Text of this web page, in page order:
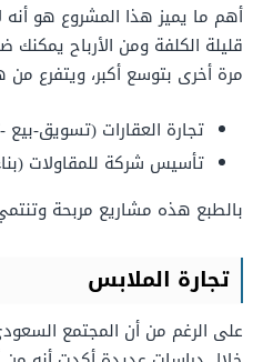
أهم ما يميز هذا المشروع هو أنه
قليلة الكلفة ومن الأرباح يمكنك
مرة أخرى بتوسع أكبر، ويتفرع من
تجارة العقارات (تسويق-بيع -
تأسيس شركة للمقاولات
بالطبع هذه مشاريع مربحة
تجارة الملابس
على الرغم من أن المجتمع